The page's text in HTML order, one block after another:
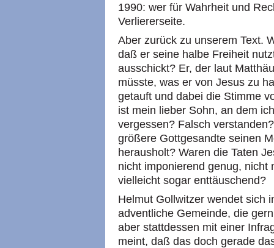
1990: wer für Wahrheit und
Verliererseite.
Aber zurück zu unserem Text.
daß er seine halbe Freiheit
ausschickt? Er, der laut
müsste, was er von Jesus zu
getauft und dabei die Stimme
ist mein lieber Sohn, an dem
vergessen? Falsch
größere Gottgesandte seinen
herausholt? Waren die Taten
nicht imponierend genug, nicht
vielleicht sogar enttäuschend?
Helmut Gollwitzer wendet sich
adventliche Gemeinde, die
aber stattdessen mit einer
meint, daß das doch gerade